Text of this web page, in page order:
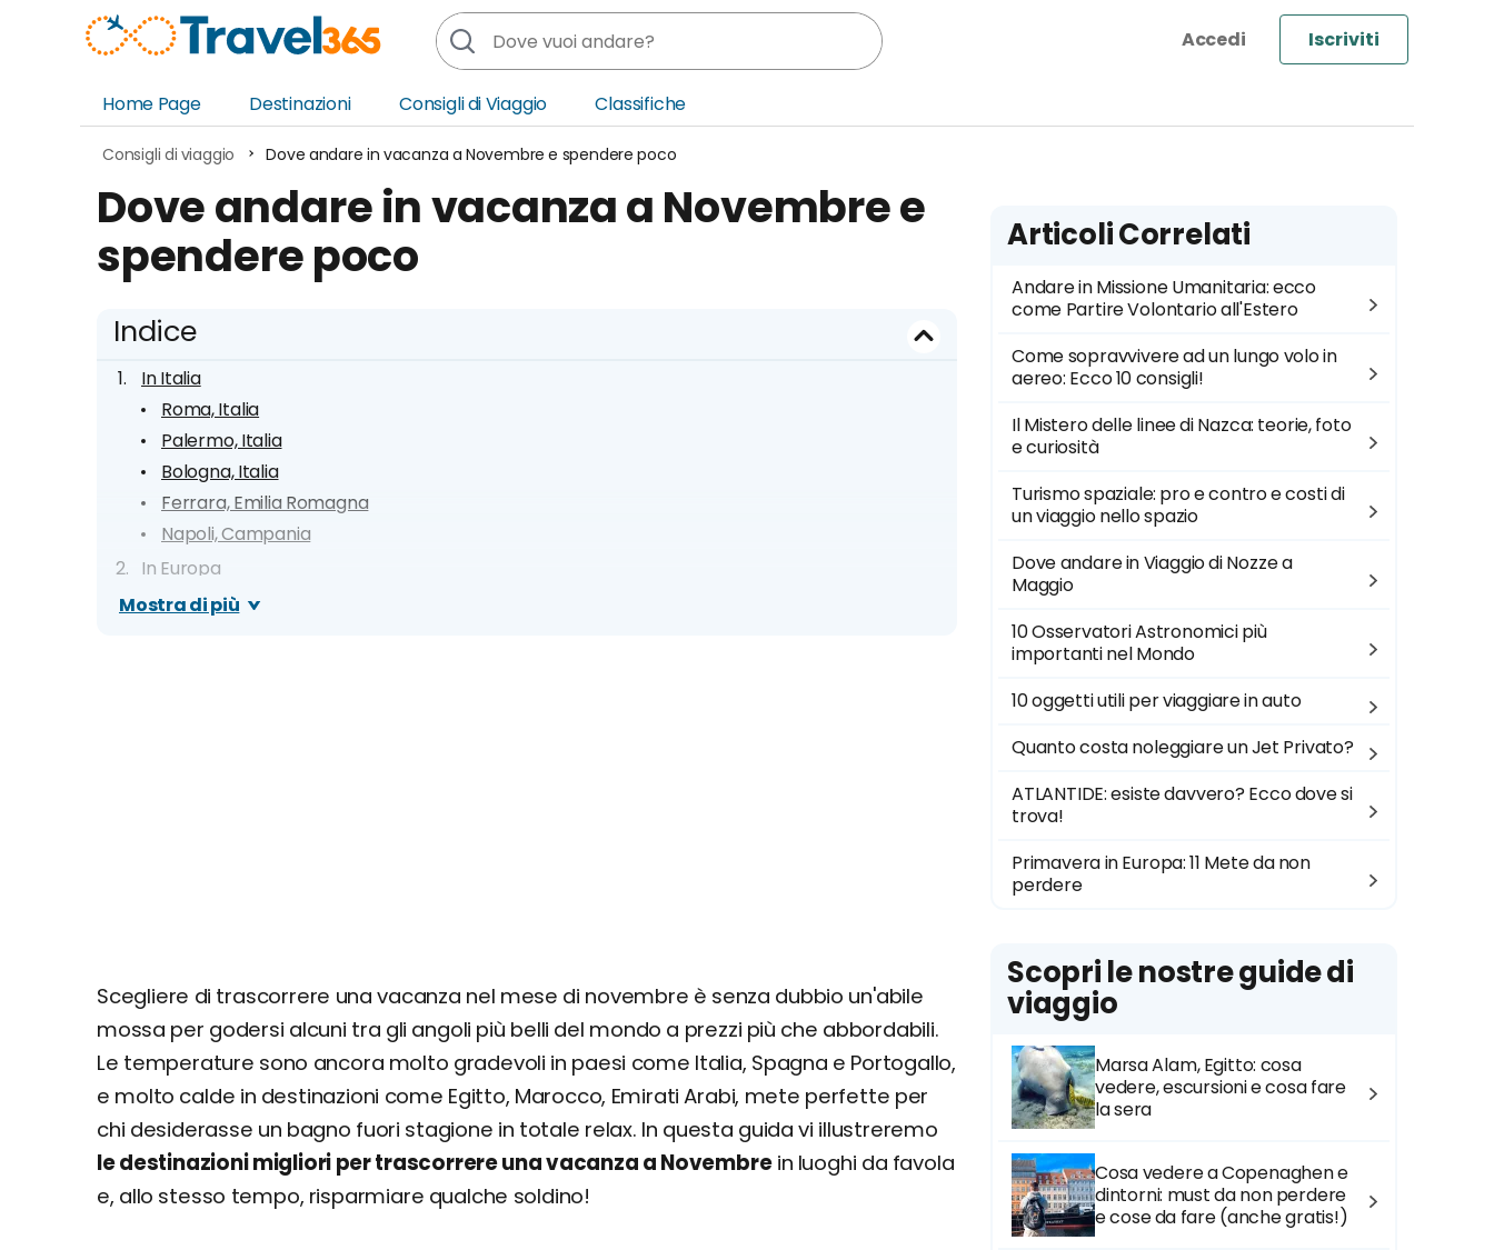
Iscriviti
Home Page
Destinazioni
Europa
Nord America
America Centrale
Sud America
Consigli di Viaggio Classifiche
Consigli di viaggio Dove andare in vacanza a Novembre e spendere poco
Dove andare in vacanza a Novembre e
spendere poco
Indice
In Italia
Roma, Italia
Palermo, Italia
Bologna, Italia
Ferrara, Emilia Romagna
Napoli, Campania
In Europa
Lisbona, Portogallo
Capo Verde, Africa
Hanoi, Vietnam
Casablanca, Marocco
Sharm El Sheikh, Egitto
Mostra di più
Scegliere di trascorrere una vacanza nel mese di novembre è senza dubbio un'abile
mossa per godersi alcuni tra gli angoli più belli del mondo a prezzi più che abbordabili.
Le temperature sono ancora molto gradevoli in paesi come Italia, Spagna e Portogallo,
e molto calde in destinazioni come Egitto, Marocco, Emirati Arabi, mete perfette per
chi desiderasse un bagno fuori stagione in totale relax. In questa guida vi illustreremo
le destinazioni migliori per trascorrere una vacanza a Novembrein luoghi da favola
e, allo stesso tempo, risparmiare qualche soldino!
Articoli Correlati
Andare in Missione Umanitaria: ecco
come Partire Volontario all'Estero
Come sopravvivere ad un lungo volo in
aereo: Ecco 10 consigli!
Il Mistero delle linee di Nazca: teorie, foto
e curiosità
Turismo spaziale: pro e contro e costi di
un viaggio nello spazio
Dove andare in Viaggio di Nozze a
Maggio
10 Osservatori Astronomici più
importanti nel Mondo
10 oggetti utili per viaggiare in auto
Quanto costa noleggiare un Jet Privato?
ATLANTIDE: esiste davvero? Ecco dove si
trova!
Primavera in Europa: 11 Mete da non
perdere
Scopri le nostre guide di
viaggio
Marsa Alam, Egitto: cosa
vedere, escursioni e cosa fare
la sera
Cosa vedere a Copenaghen e
dintorni: must da non perdere
e cose da fare (anche gratis!)